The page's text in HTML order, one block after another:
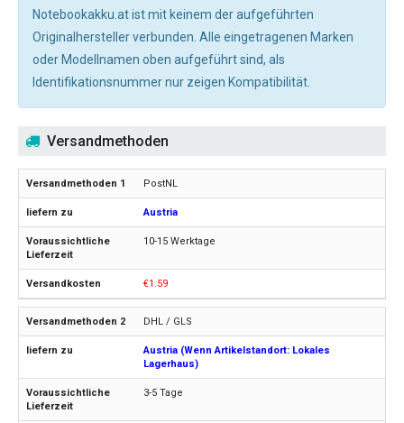
Notebookakku.at ist mit keinem der aufgeführten
Originalhersteller verbunden. Alle eingetragenen Marken
oder Modellnamen oben aufgeführt sind, als
Identifikationsnummer nur zeigen Kompatibilität.
Versandmethoden
PostNL
Austria
10-15 Werktage
€1.59
DHL / GLS
Austria (Wenn Artikelstandort: Lokales
Lagerhaus)
3-5 Tage